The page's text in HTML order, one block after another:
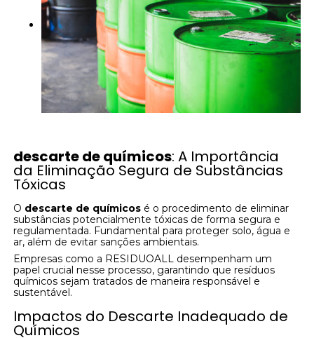
descarte de químicos: A Importância
da Eliminação Segura de Substâncias
Tóxicas
O descarte de químicos é o procedimento de eliminar
substâncias potencialmente tóxicas de forma segura e
regulamentada. Fundamental para proteger solo, água e
ar, além de evitar sanções ambientais.
Empresas como a RESIDUOALL desempenham um
papel crucial nesse processo, garantindo que resíduos
químicos sejam tratados de maneira responsável e
sustentável.
Impactos do Descarte Inadequado de
Químicos